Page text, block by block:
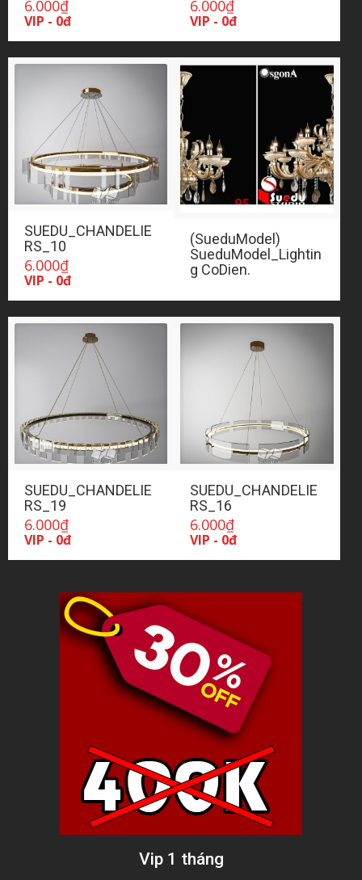
6.000₫
VIP - 0đ
6.000₫
VIP - 0đ
SUEDU_CHANDELIE
RS_10
6.000₫
VIP - 0đ
(SueduModel)
SueduModel_Lightin
g CoDien.
SUEDU_CHANDELIE
RS_19
6.000₫
VIP - 0đ
SUEDU_CHANDELIE
RS_16
6.000₫
VIP - 0đ
Vip 1 tháng